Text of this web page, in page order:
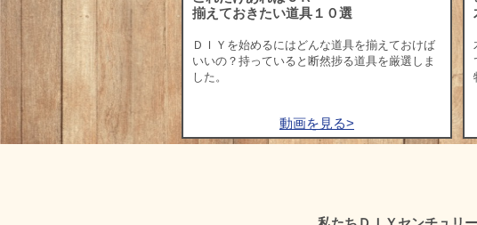
揃えておきたい道具１０選
ＤＩＹを始めるにはどんな道具を揃えておけば
いいの？持っていると断然捗る道具を厳選しま
した。
動画を見る>